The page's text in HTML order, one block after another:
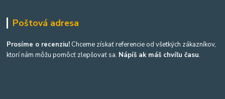
Poštová adresa
Prosíme o recenziu! Chceme získať referencie od všetkých zákazníkov,
ktorí nám môžu pomôcť zlepšovať sa. Nápíš ak máš chvíľu času.